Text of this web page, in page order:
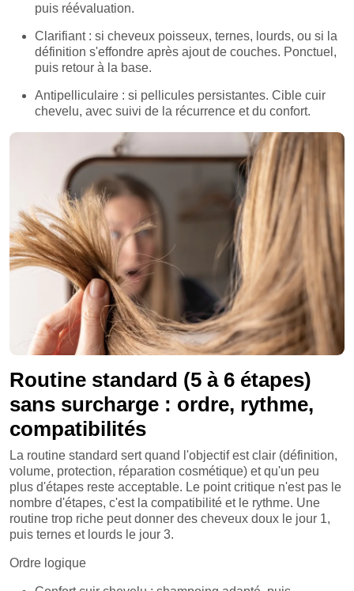
puis réévaluation.
Clarifiant : si cheveux poisseux, ternes, lourds, ou si la
définition s'effondre après ajout de couches. Ponctuel,
puis retour à la base.
Antipelliculaire : si pellicules persistantes. Cible cuir
chevelu, avec suivi de la récurrence et du confort.
Routine standard (5 à 6 étapes)
sans surcharge : ordre, rythme,
compatibilités
La routine standard sert quand l'objectif est clair (définition,
volume, protection, réparation cosmétique) et qu'un peu
plus d'étapes reste acceptable. Le point critique n'est pas le
nombre d'étapes, c'est la compatibilité et le rythme. Une
routine trop riche peut donner des cheveux doux le jour 1,
puis ternes et lourds le jour 3.
Ordre logique